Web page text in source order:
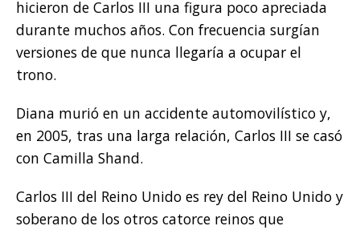
hicieron de Carlos III una figura poco apreciada
durante muchos años. Con frecuencia surgían
versiones de que nunca llegaría a ocupar el
trono.
Diana murió en un accidente automovilístico y,
en 2005, tras una larga relación, Carlos III se casó
con Camilla Shand.
Carlos III del Reino Unido es rey del Reino Unido y
soberano de los otros catorce reinos que